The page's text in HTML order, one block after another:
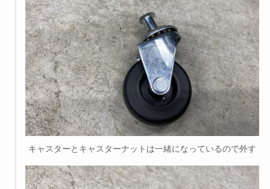
キャスターとキャスターナットは一緒になっているので外す